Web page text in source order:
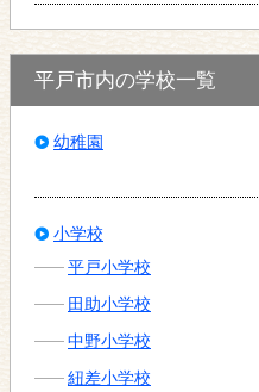
平戸市内の学校一覧
幼稚園
小学校
平戸小学校
田助小学校
中野小学校
紐差小学校